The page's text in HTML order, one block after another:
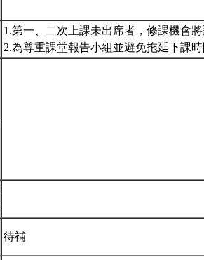
1.第一、二次上課未出席者，修課機會
2.為尊重課堂報告小組並避免拖延下課
待補